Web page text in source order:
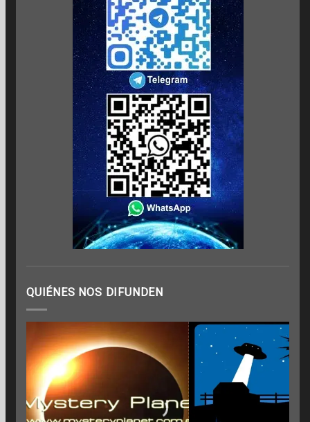
QUIÉNES NOS DIFUNDEN